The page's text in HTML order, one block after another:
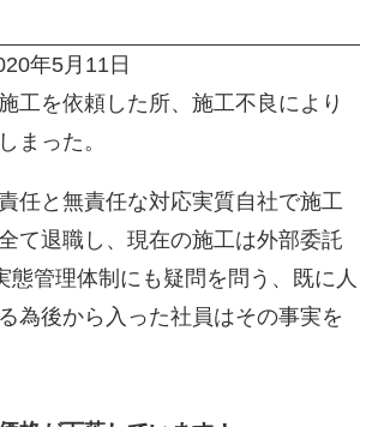
年5月11日
工を依頼した所、施工不良により
まった。
任と無責任な対応実質自社で施工
て退職し、現在の施工は外部委託
態管理体制にも疑問を問う、既に人
為後から入った社員はその事実を